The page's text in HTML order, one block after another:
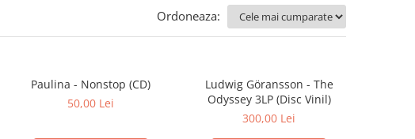
Ordoneaza:
Paulina - Nonstop (CD)
50,00 Lei
Ludwig Göransson - The
Odyssey 3LP (Disc Vinil)
300,00 Lei